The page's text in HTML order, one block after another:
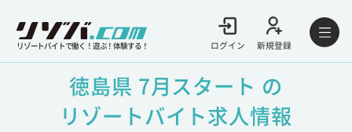
リゾートバイトで働く！遊ぶ！体験する！ ログイン 新規登録
徳島県 7月スタート の
リゾートバイト求人情報